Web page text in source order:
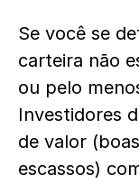
Se você se
carteira não
ou pelo
Investidores
de valor
escassos)